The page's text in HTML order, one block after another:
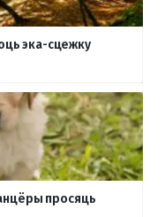
эка-сцежку
просяць